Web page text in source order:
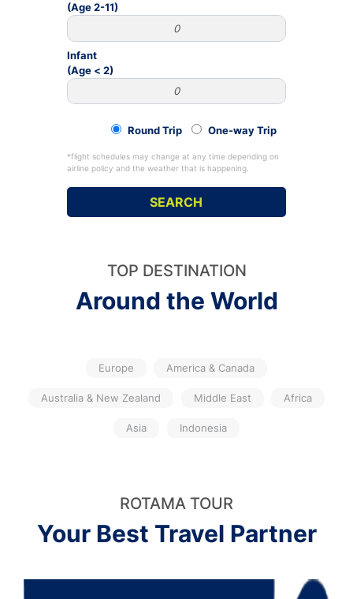
(Age 2-11)
Infant
(Age < 2)
One-way Trip
Round Trip
*flight schedules may change at any time depending on
airline policy and the weather that is happening.
TOP DESTINATION
Around the World
Europe America & Canada
Australia & New Zealand Middle East Africa
Asia Indonesia
ROTAMA TOUR
Your Best Travel Partner